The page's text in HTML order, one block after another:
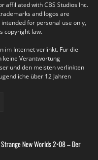
affiliated with CBS Studios Inc.
and logos are
for personal use only,
copyright law.
im Internet verlinkt. Für die
keine Verantwortung
und den meisten verlinkten
über 12 Jahren
New Worlds 2×08 – Der